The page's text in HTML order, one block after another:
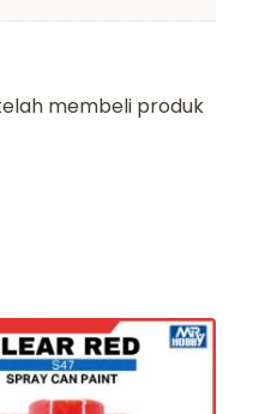
membeli produk